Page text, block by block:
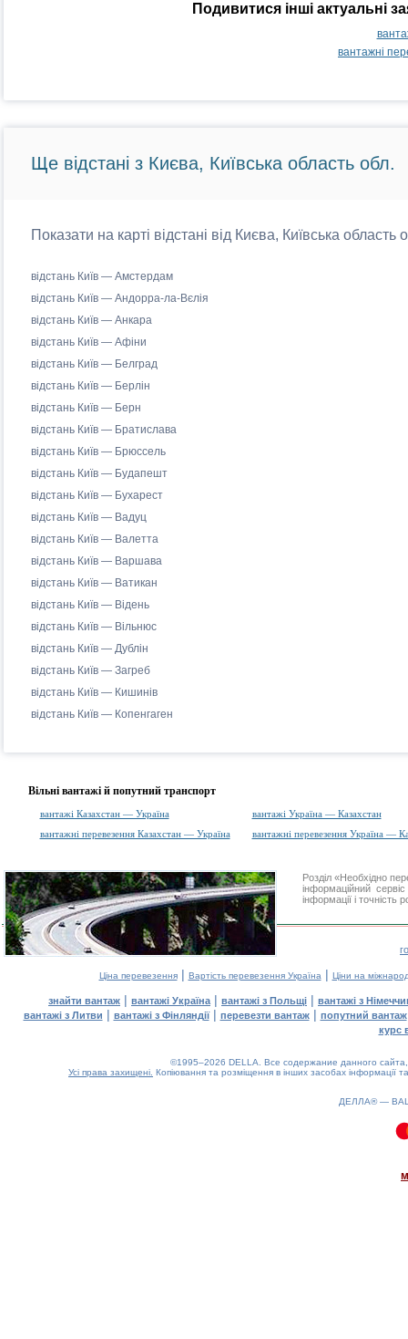
Подивитися інші актуальні
вантажні
Ще відстані з Києва, Київська область обл.
Показати на карті відстані від Києва, Київська
відстань Київ — Амстердам
відстань Київ — Андорра-ла-Вєлія
відстань Київ — Анкара
відстань Київ — Афіни
відстань Київ — Белград
відстань Київ — Берлін
відстань Київ — Берн
відстань Київ — Братислава
відстань Київ — Брюссель
відстань Київ — Будапешт
відстань Київ — Бухарест
відстань Київ — Вадуц
відстань Київ — Валетта
відстань Київ — Варшава
відстань Київ — Ватикан
відстань Київ — Відень
відстань Київ — Вільнюс
відстань Київ — Дублін
відстань Київ — Загреб
відстань Київ — Кишинів
відстань Київ — Копенгаген
Вільні вантажі й попутний транспорт
вантажі Казахстан — Україна
вантажі Україна — Казахстан
вантажні перевезення Казахстан — Україна
вантажні перевезення Україна —
Розділ «Необхідно
інформаційний
інформації і
Ціна перевезення| Вартість перевезення Україна | Ціни на
знайти вантаж | вантажі Україна | вантажі з Польщі | вантажі з
вантажі з Литви | вантажі з Фінляндії| перевезти вантаж| попутний вантаж
курс
©1995–2026 DELLA. Все содержание данного
Усі права захищені. Копіювання та розміщення в інших засобах інформації
ДЕЛЛА® —